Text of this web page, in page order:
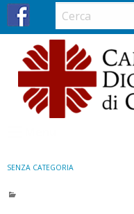
SENZA CATEGORIA